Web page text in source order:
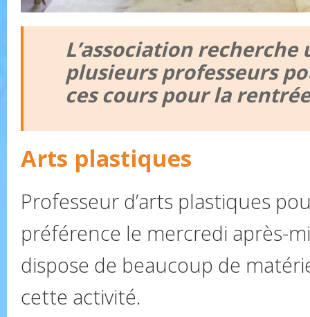
L’association recherche
plusieurs professeurs
ces cours pour la rentrée
Arts plastiques
Professeur d’arts plastiques
préférence le mercredi après-
dispose de beaucoup de
cette activité.